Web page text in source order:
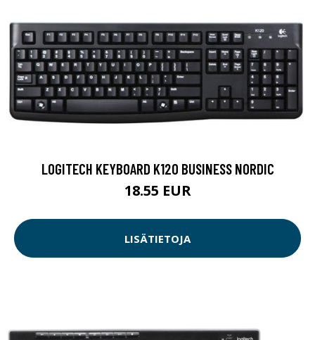
LOGITECH KEYBOARD K120 BUSINESS NORDIC
18.55 EUR
LISÄTIETOJA